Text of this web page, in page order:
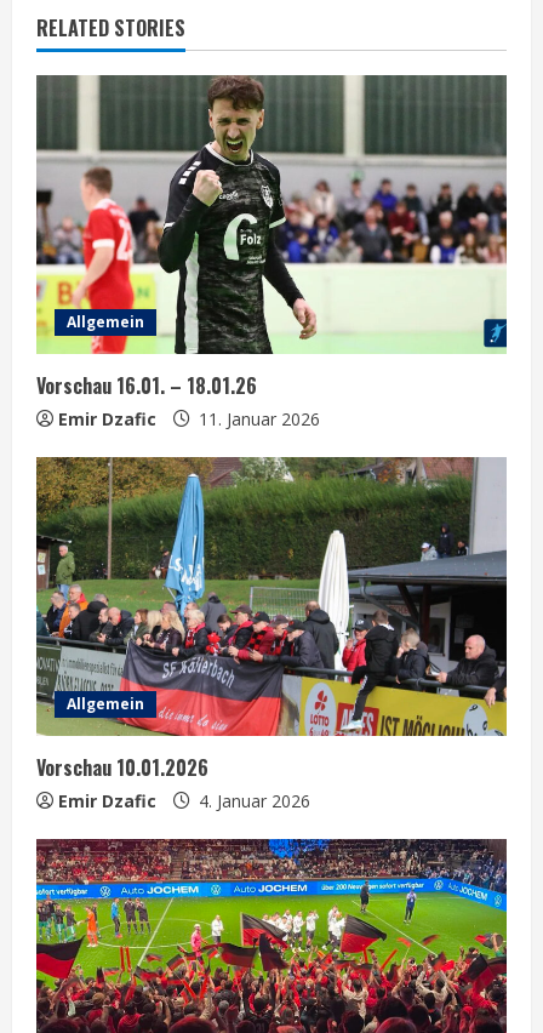
n
u
e
R
e
a
d
i
n
g
RELATED STORIES
Allgemein
Vorschau 16.01. – 18.01.26
Emir Dzafic 11. Januar 2026
Allgemein
Vorschau 10.01.2026
Emir Dzafic 4. Januar 2026